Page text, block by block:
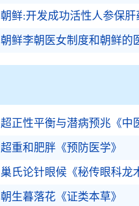
朝鲜:开发成功活性人参保肝
朝鲜李朝医女制度和朝鲜的
超正性平衡与潜病预兆《中
超重和肥胖《预防医学》
巢氏论针眼候《秘传眼科龙
朝生暮落花《证类本草》